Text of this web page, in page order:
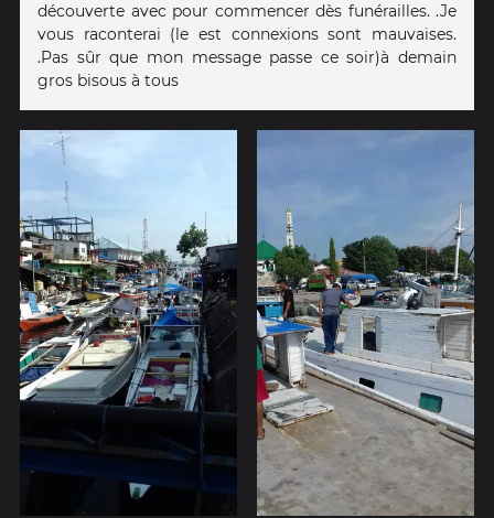
découverte avec pour commencer dès funérailles. .Je
vous raconterai (le est connexions sont mauvaises.
.Pas sûr que mon message passe ce soir)à demain
gros bisous à tous